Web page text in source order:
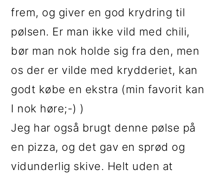
frem, og giver en god krydring til
pølsen. Er man ikke vild med chili,
bør man nok holde sig fra den, men
os der er vilde med krydderiet, kan
godt købe en ekstra (min favorit kan
I nok høre;-) )
Jeg har også brugt denne pølse på
en pizza, og det gav en sprød og
vidunderlig skive. Helt uden at